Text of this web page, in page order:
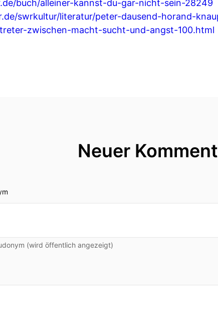
buch/alleiner-kannst-du-gar-nicht-sein-28249
swrkultur/literatur/peter-dausend-horand-
zwischen-macht-sucht-und-angst-100.html
Neuer
(wird öffentlich angezeigt)